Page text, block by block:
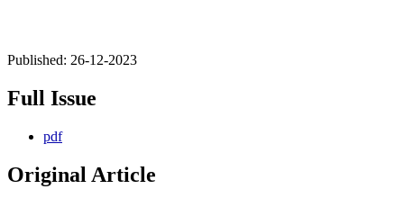
Published: 26-12-2023
Full Issue
pdf
Original Article